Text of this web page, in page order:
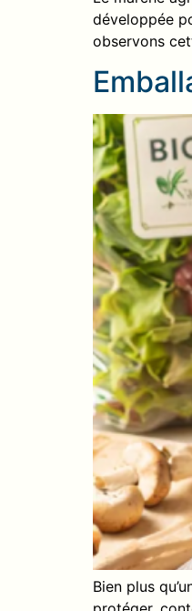
Le marché
développée
observons
Bien plus